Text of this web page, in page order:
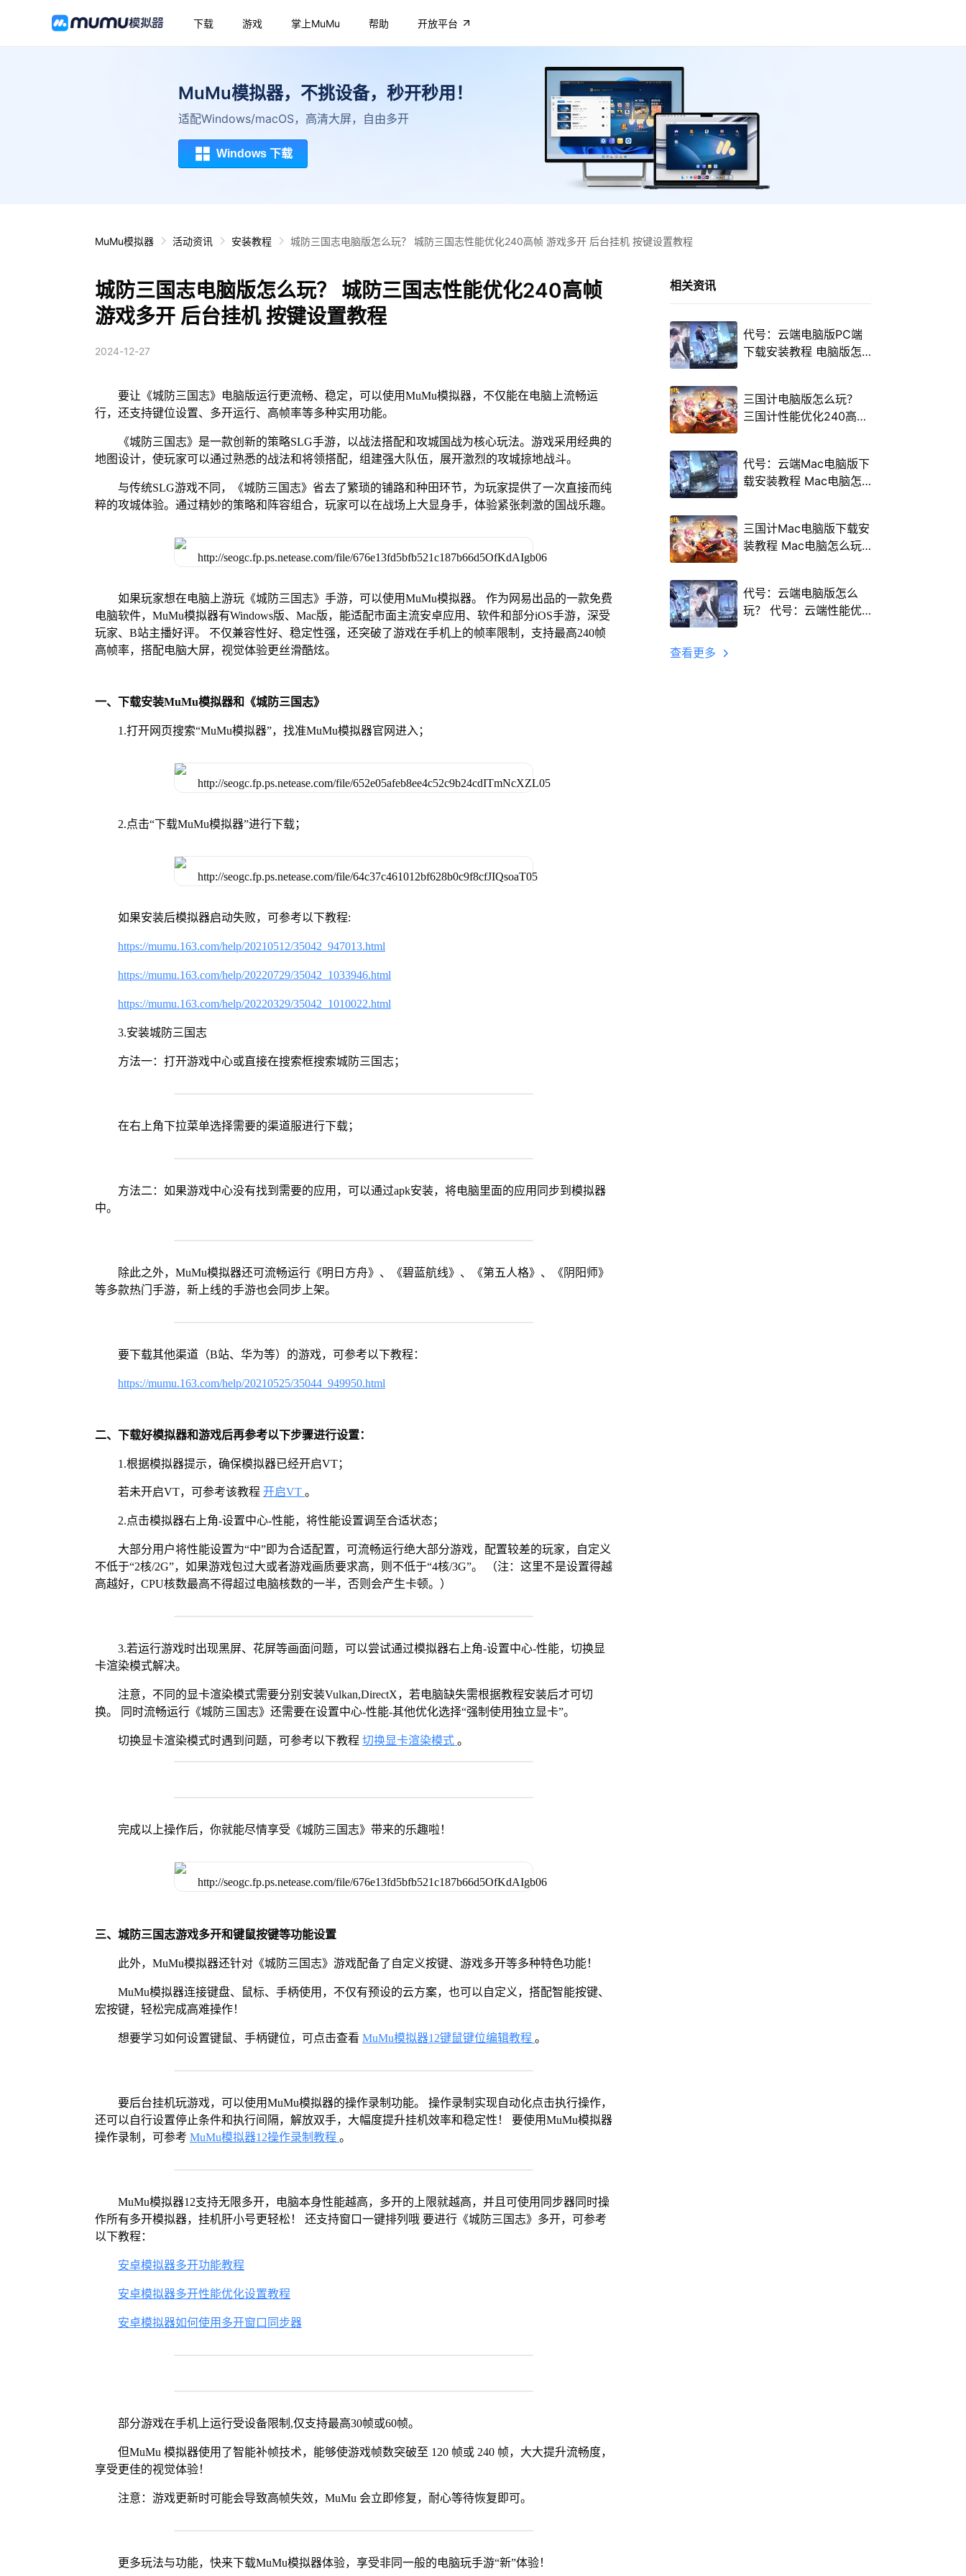
下载 游戏 掌上MuMu 帮助 开放平台
MuMu模拟器，不挑设备，秒开秒用！
适配Windows/macOS，高清大屏，自由多开
Windows 下载
MuMu模拟器 活动资讯 安装教程 城防三国志电脑版怎么玩？ 城防三国志性能优化240高帧 游戏多开 后台挂机 按键设置教程
城防三国志电脑版怎么玩？ 城防三国志性能优化240高帧
游戏多开 后台挂机 按键设置教程
2024-12-27
要让《城防三国志》电脑版运行更流畅、稳定，可以使用MuMu模拟器，不仅能在电脑上流畅运
行，还支持键位设置、多开运行、高帧率等多种实用功能。
《城防三国志》是一款创新的策略SLG手游，以战法搭配和攻城国战为核心玩法。游戏采用经典的
地图设计，使玩家可以通过熟悉的战法和将领搭配，组建强大队伍，展开激烈的攻城掠地战斗。
与传统SLG游戏不同，《城防三国志》省去了繁琐的铺路和种田环节，为玩家提供了一次直接而纯
粹的攻城体验。通过精妙的策略和阵容组合，玩家可以在战场上大显身手，体验紧张刺激的国战乐趣。
如果玩家想在电脑上游玩《城防三国志》手游，可以使用MuMu模拟器。 作为网易出品的一款免费
电脑软件，MuMu模拟器有Windows版、Mac版，能适配市面主流安卓应用、软件和部分iOS手游，深受
玩家、B站主播好评。 不仅兼容性好、稳定性强，还突破了游戏在手机上的帧率限制，支持最高240帧
高帧率，搭配电脑大屏，视觉体验更丝滑酷炫。
一、下载安装MuMu模拟器和《城防三国志》
1.打开网页搜索“MuMu模拟器”，找准MuMu模拟器官网进入；
2.点击“下载MuMu模拟器”进行下载；
如果安装后模拟器启动失败，可参考以下教程:
https://mumu.163.com/help/20210512/35042_947013.html
https://mumu.163.com/help/20220729/35042_1033946.html
https://mumu.163.com/help/20220329/35042_1010022.html
3.安装城防三国志
方法一：打开游戏中心或直接在搜索框搜索城防三国志；
在右上角下拉菜单选择需要的渠道服进行下载；
方法二：如果游戏中心没有找到需要的应用，可以通过apk安装，将电脑里面的应用同步到模拟器
中。
除此之外，MuMu模拟器还可流畅运行《明日方舟》、《碧蓝航线》、《第五人格》、《阴阳师》
等多款热门手游，新上线的手游也会同步上架。
要下载其他渠道（B站、华为等）的游戏，可参考以下教程：
https://mumu.163.com/help/20210525/35044_949950.html
二、下载好模拟器和游戏后再参考以下步骤进行设置：
1.根据模拟器提示，确保模拟器已经开启VT；
若未开启VT，可参考该教程 开启VT 。
2.点击模拟器右上角-设置中心-性能，将性能设置调至合适状态；
大部分用户将性能设置为“中”即为合适配置，可流畅运行绝大部分游戏，配置较差的玩家，自定义
不低于“2核/2G”，如果游戏包过大或者游戏画质要求高，则不低于“4核/3G”。 （注：这里不是设置得越
高越好，CPU核数最高不得超过电脑核数的一半，否则会产生卡顿。）
3.若运行游戏时出现黑屏、花屏等画面问题，可以尝试通过模拟器右上角-设置中心-性能，切换显
卡渲染模式解决。
注意，不同的显卡渲染模式需要分别安装Vulkan,DirectX，若电脑缺失需根据教程安装后才可切
换。 同时流畅运行《城防三国志》还需要在设置中心-性能-其他优化选择“强制使用独立显卡”。
切换显卡渲染模式时遇到问题，可参考以下教程 切换显卡渲染模式 。
完成以上操作后，你就能尽情享受《城防三国志》带来的乐趣啦！
三、城防三国志游戏多开和键鼠按键等功能设置
此外，MuMu模拟器还针对《城防三国志》游戏配备了自定义按键、游戏多开等多种特色功能！
MuMu模拟器连接键盘、鼠标、手柄使用，不仅有预设的云方案，也可以自定义，搭配智能按键、
宏按键，轻松完成高难操作！
想要学习如何设置键鼠、手柄键位，可点击查看 MuMu模拟器12键鼠键位编辑教程 。
要后台挂机玩游戏，可以使用MuMu模拟器的操作录制功能。 操作录制实现自动化点击执行操作，
还可以自行设置停止条件和执行间隔，解放双手，大幅度提升挂机效率和稳定性！ 要使用MuMu模拟器
操作录制，可参考 MuMu模拟器12操作录制教程 。
MuMu模拟器12支持无限多开，电脑本身性能越高，多开的上限就越高，并且可使用同步器同时操
作所有多开模拟器，挂机肝小号更轻松！ 还支持窗口一键排列哦 要进行《城防三国志》多开，可参考
以下教程：
安卓模拟器多开功能教程
安卓模拟器多开性能优化设置教程
安卓模拟器如何使用多开窗口同步器
部分游戏在手机上运行受设备限制,仅支持最高30帧或60帧。
但MuMu 模拟器使用了智能补帧技术，能够使游戏帧数突破至 120 帧或 240 帧，大大提升流畅度，
享受更佳的视觉体验！
注意：游戏更新时可能会导致高帧失效，MuMu 会立即修复，耐心等待恢复即可。
更多玩法与功能，快来下载MuMu模拟器体验，享受非同一般的电脑玩手游“新”体验！
相关资讯
代号：云端电脑版PC端
下载安装教程 电脑版怎
三国计电脑版怎么玩？
三国计性能优化240高帧
代号：云端Mac电脑版下
载安装教程 Mac电脑怎
三国计Mac电脑版下载安
装教程 Mac电脑怎么玩
代号：云端电脑版怎么
玩？ 代号：云端性能优
查看更多